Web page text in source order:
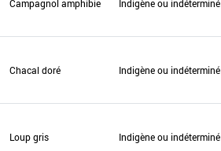
Campagnol amphibie Indigène ou indéterminé
Chacal doré Indigène ou indéterminé
Loup gris Indigène ou indéterminé